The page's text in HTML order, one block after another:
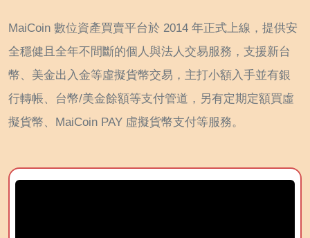
MaiCoin 數位資產買賣平台於 2014 年正式上線，提供安
全穩健且全年不間斷的個人與法人交易服務，支援新台
幣、美金出入金等虛擬貨幣交易，主打小額入手並有銀
行轉帳、台幣/美金餘額等支付管道，另有定期定額買虛
擬貨幣、MaiCoin PAY 虛擬貨幣支付等服務。